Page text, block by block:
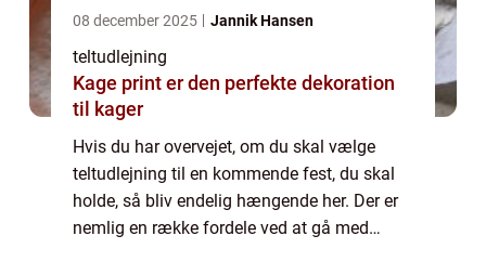
08 december 2025 Jannik Hansen
teltudlejning
Kage print er den perfekte dekoration
til kager
Hvis du har overvejet, om du skal vælge
teltudlejning til en kommende fest, du skal
holde, så bliv endelig hængende her. Der er
nemlig en række fordele ved at gå med